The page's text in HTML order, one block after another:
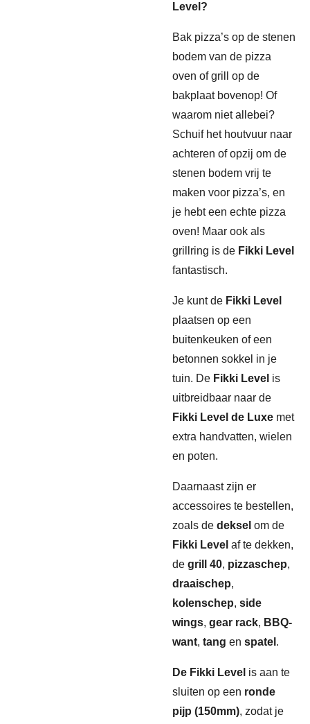
Level?
Bak pizza’s op de stenen
bodem van de pizza
oven of grill op de
bakplaat bovenop! Of
waarom niet allebei?
Schuif het houtvuur naar
achteren of opzij om de
stenen bodem vrij te
maken voor pizza’s, en
je hebt een echte pizza
oven! Maar ook als
grillring is de Fikki Level
fantastisch.
Je kunt de Fikki Level
plaatsen op een
buitenkeuken of een
betonnen sokkel in je
tuin. De Fikki Level is
uitbreidbaar naar de
Fikki Level de Luxe met
extra handvatten, wielen
en poten.
Daarnaast zijn er
accessoires te bestellen,
zoals de deksel om de
Fikki Level af te dekken,
de grill 40, pizzaschep,
draaischep,
kolenschep, side
wings, gear rack, BBQ-
want, tang en spatel .
De Fikki Level is aan te
sluiten op een ronde
pijp (150mm), zodat je